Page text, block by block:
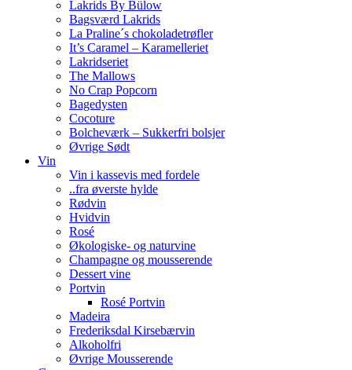
Lakrids By Bülow
Bagsværd Lakrids
La Praline´s chokoladetrøfler
It’s Caramel – Karamelleriet
Lakridseriet
The Mallows
No Crap Popcorn
Bagedysten
Cocoture
Bolcheværk – Sukkerfri bolsjer
Øvrige Sødt
Vin
Vin i kassevis med fordele
..fra øverste hylde
Rødvin
Hvidvin
Rosé
Økologiske- og naturvine
Champagne og mousserende
Dessert vine
Portvin
Rosé Portvin
Madeira
Frederiksdal Kirsebærvin
Alkoholfri
Øvrige Mousserende